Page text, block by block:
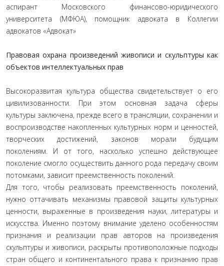
аспирант Московского финансово-юридического
университета (МФЮА), помощник адвоката в Коллегии
адвокатов «Адвокат»
Правовая охрана произведений живописи и скульптуры как
объектов интеллектуальных прав
Высокоразвитая культура общества свидетельствует о его
цивилизованности. При этом основная задача сферы
культуры заключена, прежде всего в трансляции, сохранении и
воспроизводстве накопленных культурных норм и ценностей,
творческих достижений, законов морали будущим
поколениям. И от того, насколько успешно действующее
поколение смогло осуществить данного рода передачу своим
потомками, зависит преемственность поколений.
Для того, чтобы реализовать преемственность поколений,
нужно оттачивать механизмы правовой защиты культурных
ценности, выраженные в произведения науки, литературы и
искусства. Именно поэтому внимание уделено особенностям
признания и реализации прав авторов на произведения
скульптуры и живописи, раскрыты противоположные подходы
стран общего и континентального права к признанию прав